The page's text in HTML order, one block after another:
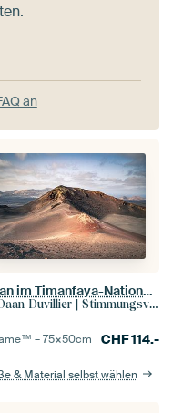
an
Vulkan im Timanfaya-Nationalpark Lanzarote | Landschaft | Reisefotografie
Duvillier | Stimmungsvolle Stadt- und Landschaftsfotos
–75×50cm CHF114.-
& Material selbst wählen